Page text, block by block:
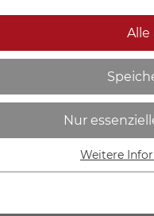
Alle
Nur
Essenzielle Cookies
Weitere